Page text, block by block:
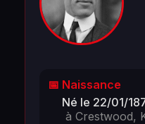
📅 Naissance
Né le 22/01/
à Crestwood,